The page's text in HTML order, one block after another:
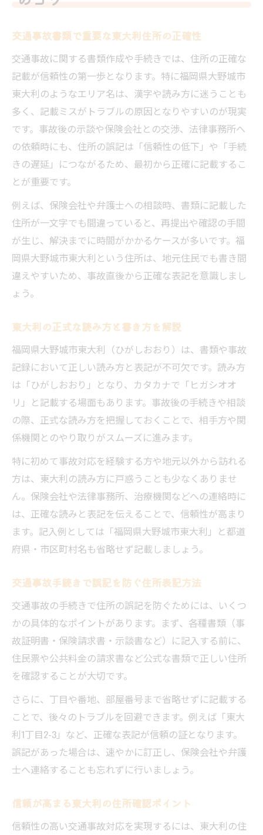
交通事故書類で重要な東大利住所の正確性
交通事故に関する書類作成や手続きでは、住所の正確な
記載が信頼性の第一歩となります。特に福岡県大野城市
東大利のようなエリア名は、漢字や読み方に迷うことも
多く、記載ミスがトラブルの原因となりやすいのが現実
です。事故後の示談や保険会社との交渉、法律事務所へ
の依頼時にも、住所の誤記は「信頼性の低下」や「手続
きの遅延」につながるため、最初から正確に記載するこ
とが重要です。
例えば、保険会社や弁護士への相談時、書類に記載した
住所が一文字でも間違っていると、再提出や確認の手間
が生じ、解決までに時間がかかるケースが多いです。福
岡県大野城市東大利という住所は、地元住民でも書き間
違えやすいため、事故直後から正確な表記を意識しまし
ょう。
東大利の正式な読み方と書き方を解説
福岡県大野城市東大利（ひがしおおり）は、書類や事故
記録において正しい読み方と表記が不可欠です。読み方
は「ひがしおおり」となり、カタカナで「ヒガシオオ
リ」と記載する場面もあります。事故後の手続きや相談
の際、正式な読み方を把握しておくことで、相手方や関
係機関とのやり取りがスムーズに進みます。
特に初めて事故対応を経験する方や地元以外から訪れる
方は、東大利の読み方に戸惑うことも少なくありませ
ん。保険会社や法律事務所、治療機関などへの連絡時に
は、正確な読みと表記を伝えることで、信頼性が高まり
ます。記入例としては「福岡県大野城市東大利」と都道
府県・市区町村名も省略せず記載しましょう。
交通事故手続きで誤記を防ぐ住所表記方法
交通事故の手続きで住所の誤記を防ぐためには、いくつ
かの具体的なポイントがあります。まず、各種書類（事
故証明書・保険請求書・示談書など）に記入する前に、
住民票や公共料金の請求書など公式な書類で正しい住所
を確認することが大切です。
さらに、丁目や番地、部屋番号まで省略せずに記載する
ことで、後々のトラブルを回避できます。例えば「東大
利1丁目2-3」など、正確な表記が信頼の証となります。
誤記があった場合は、速やかに訂正し、保険会社や弁護
士へ連絡することも忘れずに行いましょう。
信頼が高まる東大利の住所確認ポイント
信頼性の高い交通事故対応を実現するには、東大利の住